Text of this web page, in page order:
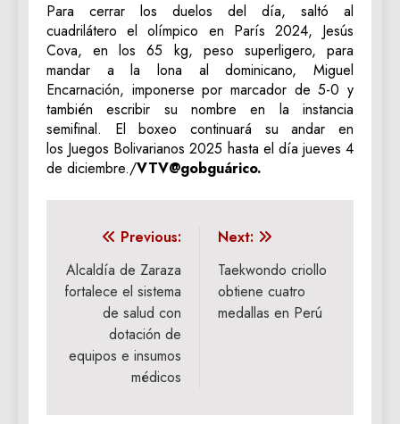
Para cerrar los duelos del día, saltó al
cuadrilátero el olímpico en París 2024, Jesús
Cova, en los 65 kg, peso superligero, para
mandar a la lona al dominicano, Miguel
Encarnación, imponerse por marcador de 5-0 y
también escribir su nombre en la instancia
semifinal. El boxeo continuará su andar en
los Juegos Bolivarianos 2025 hasta el día jueves 4
de diciembre./VTV@gobguárico.
Navegación
de
entradas
Previous:
Alcaldía de Zaraza
fortalece el sistema
de salud con
dotación de
equipos e insumos
médicos
Next:
Taekwondo criollo
obtiene cuatro
medallas en Perú